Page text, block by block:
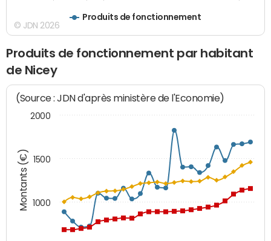
Produits de fonctionnement
© JDN 2026
Produits de fonctionnement par habitant
de Nicey
Montants (€)
(Source : JDN d'après ministère de l'Economie)
1000
1500
2000